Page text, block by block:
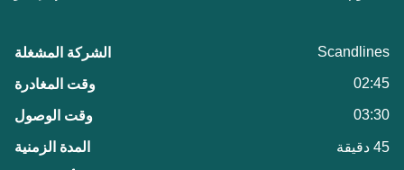
Scandlines
02:45
03:30
45 دقيقة